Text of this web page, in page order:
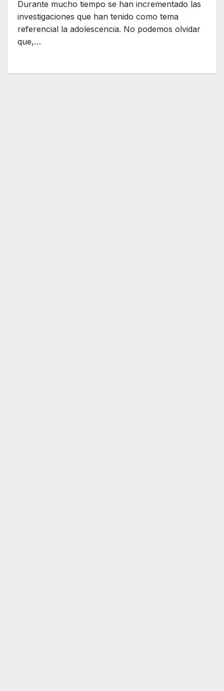
Durante mucho tiempo se han incrementado las
investigaciones que han tenido como tema
referencial la adolescencia. No podemos olvidar
que,…